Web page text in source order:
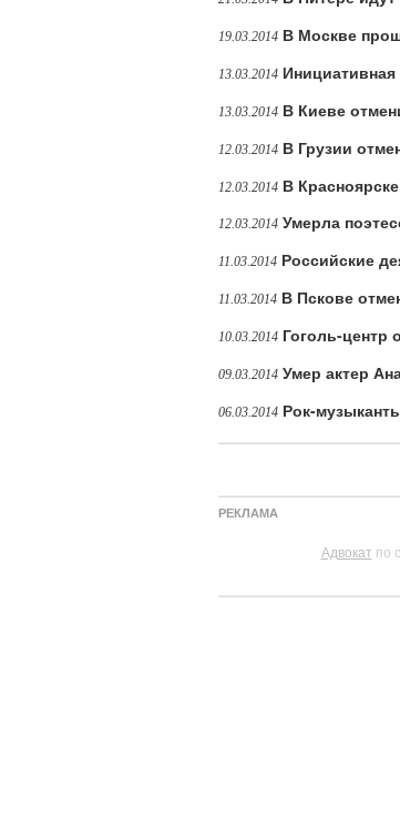
19.03.2014 В Москве
13.03.2014 Инициативная
13.03.2014 В Киеве
12.03.2014 В Грузии
12.03.2014 В
12.03.2014 Умерла
11.03.2014 Российские
11.03.2014 В Пскове
10.03.2014 Гоголь-центр
09.03.2014 Умер актер
06.03.2014 Рок-
РЕКЛАМА
Адвокат по